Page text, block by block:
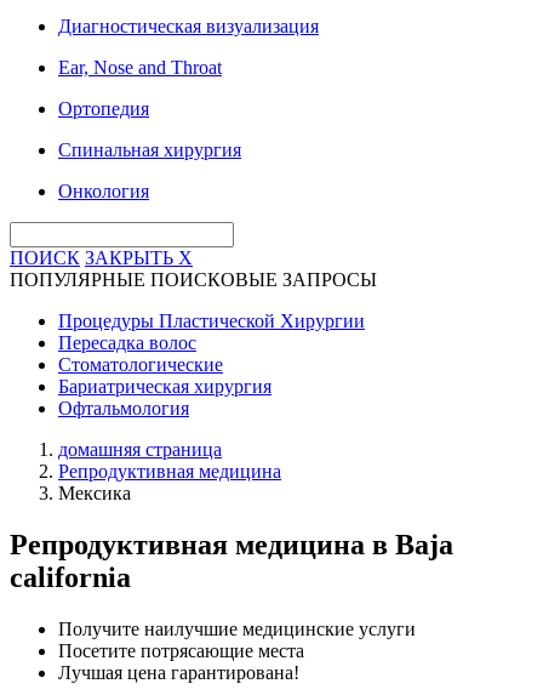
Диагностическая визуализация
Ear, Nose and Throat
Ортопедия
Спинальная хирургия
Онкология
ПОИСК ЗАКРЫТЬ X
ПОПУЛЯРНЫЕ ПОИСКОВЫЕ ЗАПРОСЫ
Процедуры Пластической Хирургии
Пересадка волос
Стоматологические
Бариатрическая хирургия
Офтальмология
домашняя страница
Репродуктивная медицина
Мексика
Репродуктивная медицина в Baja
california
Получите наилучшие медицинские услуги
Посетите потрясающие места
Лучшая цена гарантирована!